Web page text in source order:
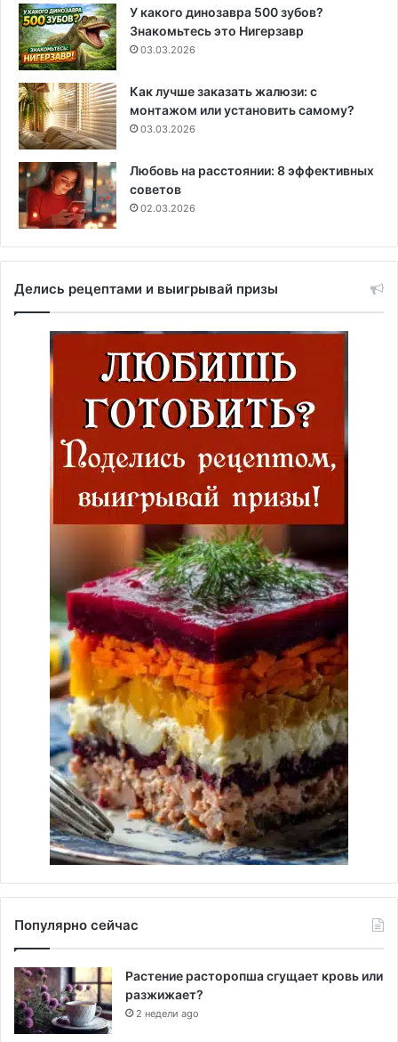
У какого динозавра 500 зубов?
Знакомьтесь это Нигерзавр
03.03.2026
Как лучше заказать жалюзи: с
монтажом или установить самому?
03.03.2026
Любовь на расстоянии: 8 эффективных
советов
02.03.2026
Делись рецептами и выигрывай призы
Популярно сейчас
Растение расторопша сгущает кровь или
разжижает?
2 недели ago